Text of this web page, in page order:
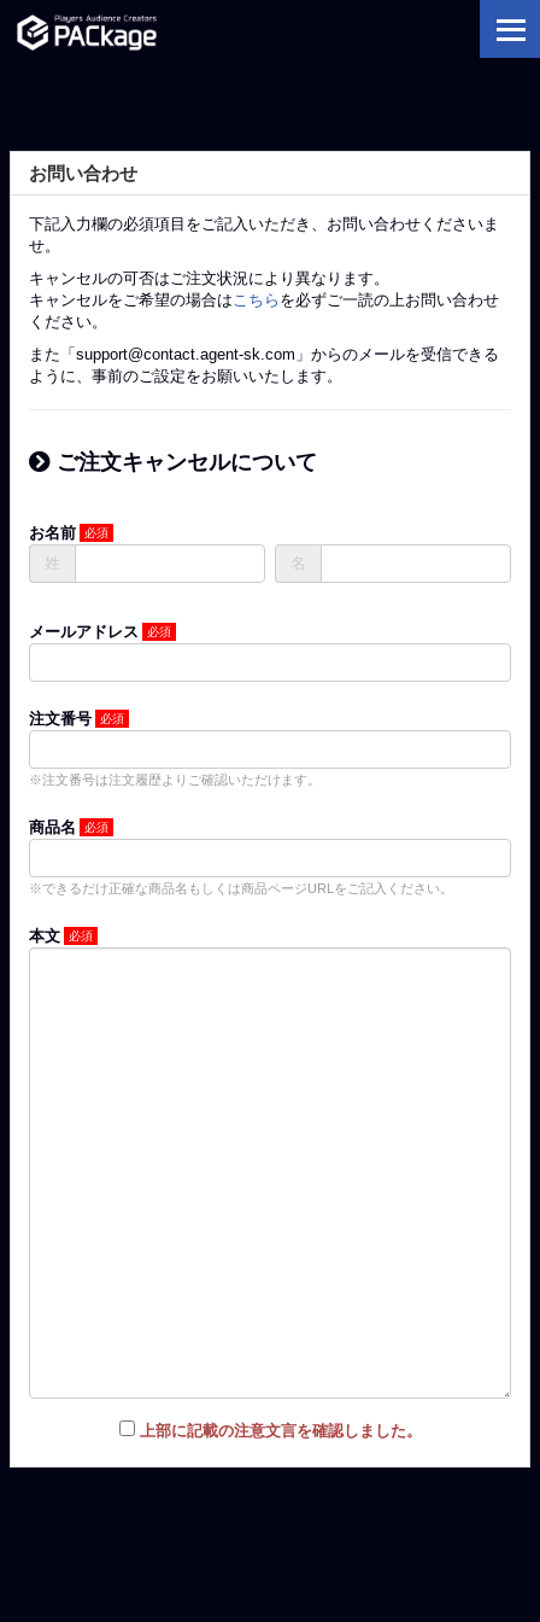
お問い合わせ
下記入力欄の必須項目をご記入いただき、お問い合わせくださいま
せ。
キャンセルの可否はご注文状況により異なります。
キャンセルをご希望の場合はこちら を必ずご一読の上お問い合わせ
ください。
また「support@contact.agent-sk.com」からのメールを受信できる
ように、事前のご設定をお願いいたします。
ご注文キャンセルについて
お名前
姓
名
メールアドレス
注文番号
※注文番号は注文履歴よりご確認いただけます。
商品名
※できるだけ正確な商品名もしくは商品ページURLをご記入ください。
本文
上部に記載の注意文言を確認しました。